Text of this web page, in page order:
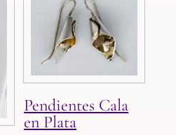
Pendientes Cala
en Plata